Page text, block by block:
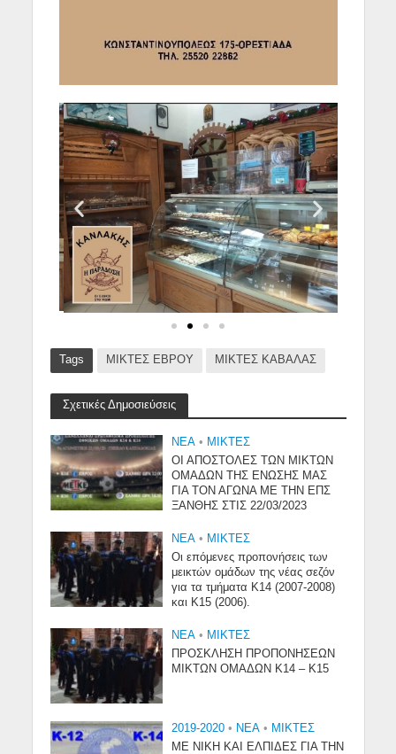
Tags ΜΙΚΤΕΣ ΕΒΡΟΥ ΜΙΚΤΕΣ ΚΑΒΑΛΑΣ
Σχετικές Δημοσιεύσεις
NEA • ΜΙΚΤΕΣ
ΟΙ ΑΠΟΣΤΟΛΕΣ ΤΩΝ ΜΙΚΤΩΝ
ΟΜΑΔΩΝ ΤΗΣ ΕΝΩΣΗΣ ΜΑΣ
ΓΙΑ ΤΟΝ ΑΓΩΝΑ ΜΕ ΤΗΝ ΕΠΣ
ΞΑΝΘΗΣ ΣΤΙΣ 22/03/2023
NEA • ΜΙΚΤΕΣ
Οι επόμενες προπονήσεις των
μεικτών ομάδων της νέας σεζόν
για τα τμήματα Κ14 (2007-2008)
και Κ15 (2006).
NEA • ΜΙΚΤΕΣ
ΠΡΟΣΚΛΗΣΗ ΠΡΟΠΟΝΗΣΕΩΝ
ΜΙΚΤΩΝ ΟΜΑΔΩΝ Κ14 – Κ15
2019-2020 • NEA • ΜΙΚΤΕΣ
ΜΕ ΝΙΚΗ ΚΑΙ ΕΛΠΙΔΕΣ ΓΙΑ ΤΗΝ